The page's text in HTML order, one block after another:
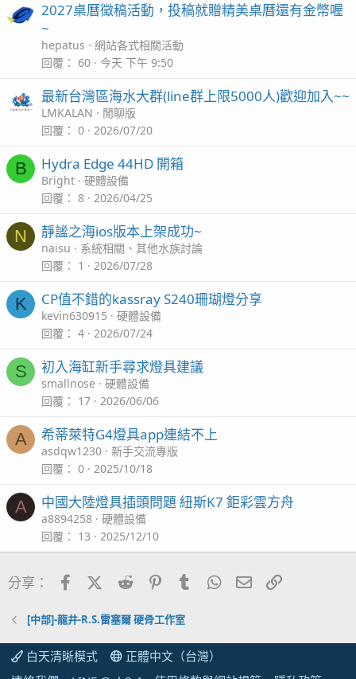
2027桌曆徵稿活動，投稿就贈精美桌曆還有金幣喔
~
hepatus
網站各式相關活動
回覆
60 今天 下午 9:50
最新台灣區海水大群(line群上限5000人)歡迎加入~~
LMKALAN
閒聊版
回覆
0 2026/07/20
B Hydra Edge 44HD 開箱
Bright
硬體設備
回覆
8 2026/04/25
N 靜謐之海ios版本上架成功~
naisu
系統相關、其他水族討論
回覆
1 2026/07/28
K CP值不錯的kassray S240珊瑚燈分享
kevin630915
硬體設備
回覆
4 2026/07/24
S 初入海缸新手尋求燈具建議
smallnose
硬體設備
回覆
17 2026/06/06
A 希蒂萊特G4燈具app連結不上
asdqw1230
新手交流專版
回覆
0 2025/10/18
A 中國大陸燈具插頭問題 紐斯K7 鉅彩雲方舟
a8894258
硬體設備
回覆
13 2025/12/10
分享： FacebookX (Twitter)
Reddit PinterestTumblrWhatsApp電子郵件
[中部]-龍井-R.S.雷塞爾 硬骨工作室
白天清晰模式
正體中文（台灣）